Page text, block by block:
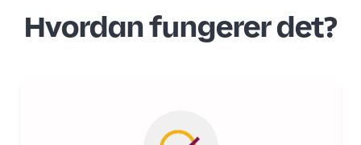
Hvordan fungerer det?